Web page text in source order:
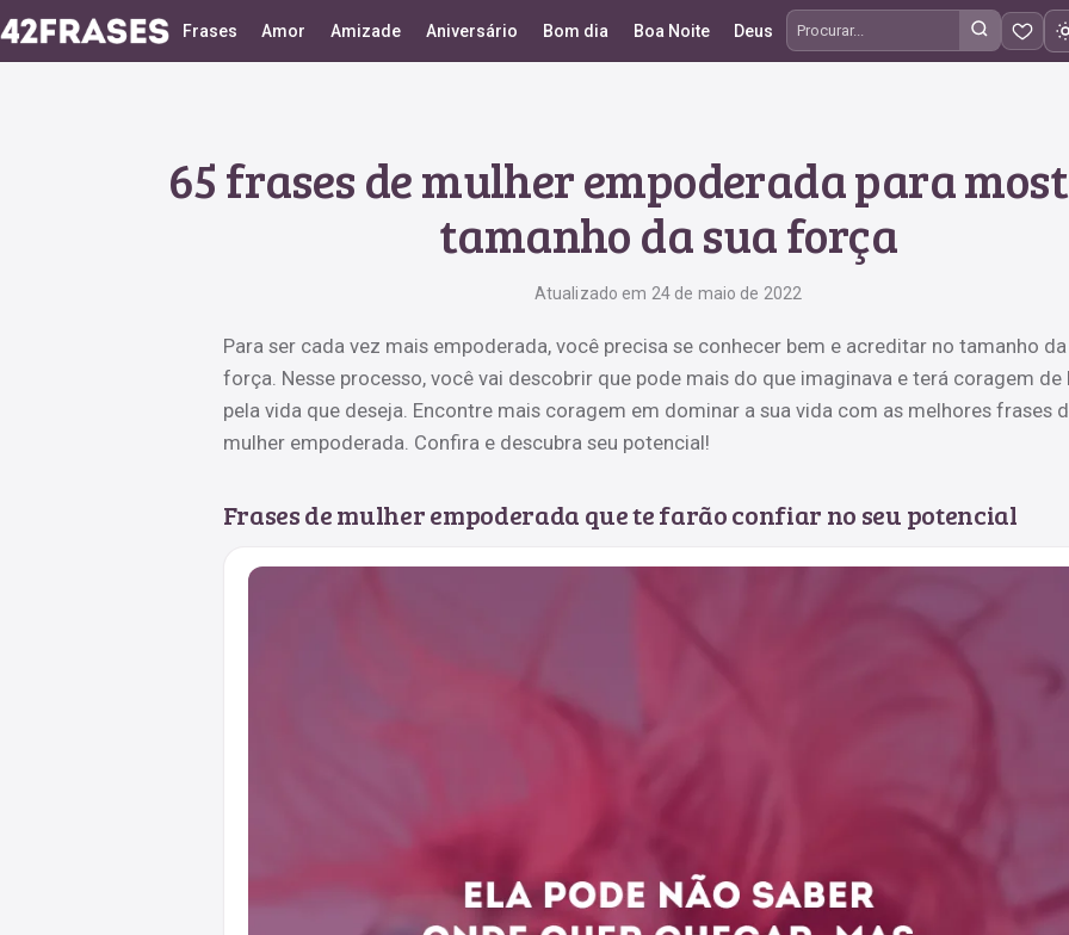
Frases Amor Amizade Aniversário Bom dia Boa Noite Deus
Procurar frases
65 frases de mulher empoderada para
tamanho da sua força
Atualizado em 24 de maio de 2022
Para ser cada vez mais empoderada, você precisa se conhecer bem e acreditar no tamanho
força. Nesse processo, você vai descobrir que pode mais do que imaginava e terá coragem de
pela vida que deseja. Encontre mais coragem em dominar a sua vida com as melhores frases
mulher empoderada. Confira e descubra seu potencial!
Frases de mulher empoderada que te farão confiar no seu potencial